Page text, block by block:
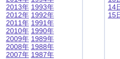
2013年
2012年
2011年
2010年
2009年
2008年
2007年
1993年
1992年
1991年
1990年
1989年
1988年
1987年
14
15